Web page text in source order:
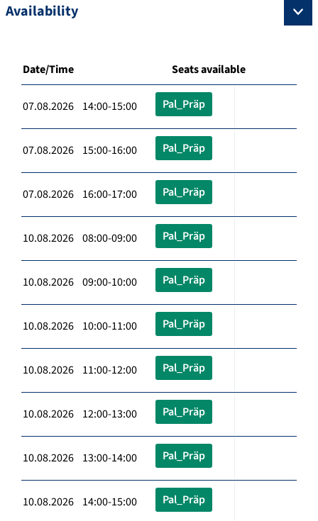
Availability
Date/Time Seats available
07.08.2026 14:00-15:00 Pal_Präp
07.08.2026 15:00-16:00 Pal_Präp
07.08.2026 16:00-17:00 Pal_Präp
10.08.2026 08:00-09:00 Pal_Präp
10.08.2026 09:00-10:00 Pal_Präp
10.08.2026 10:00-11:00 Pal_Präp
10.08.2026 11:00-12:00 Pal_Präp
10.08.2026 12:00-13:00 Pal_Präp
10.08.2026 13:00-14:00 Pal_Präp
10.08.2026 14:00-15:00 Pal_Präp